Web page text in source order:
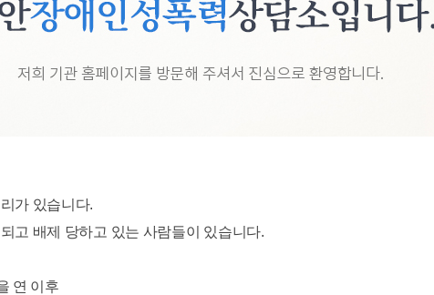
가 있습니다.
고 배제 당하고 있는 사람들이 있습니다.
연 이후